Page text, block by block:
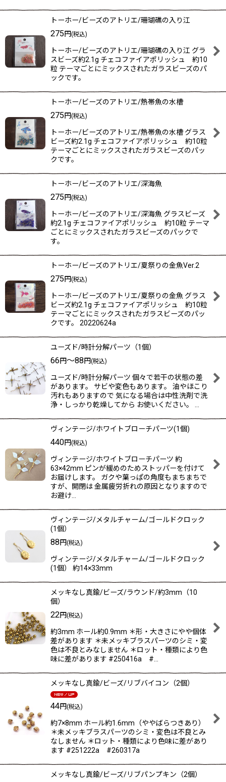
トーホー/ビーズのアトリエ/珊瑚礁の入り江
275円(税込)
トーホー/ビーズのアトリエ/珊瑚礁の入り江 グラ
スビーズ約2.1g チェコファイアポリッシュ 約10
粒 テーマごとにミックスされたガラスビーズのパ
ックです。
トーホー/ビーズのアトリエ/熱帯魚の水槽
275円(税込)
トーホー/ビーズのアトリエ/熱帯魚の水槽 グラス
ビーズ約2.1g チェコファイアポリッシュ 約10粒
テーマごとにミックスされたガラスビーズのパッ
クです。
トーホー/ビーズのアトリエ/深海魚
275円(税込)
トーホー/ビーズのアトリエ/深海魚 グラスビーズ
約2.1g チェコファイアポリッシュ 約10粒 テーマ
ごとにミックスされたガラスビーズのパックで
す。
トーホー/ビーズのアトリエ/夏祭りの金魚Ver.2
275円(税込)
トーホー/ビーズのアトリエ/夏祭りの金魚 グラス
ビーズ約2.1g チェコファイアポリッシュ 約10粒
テーマごとにミックスされたガラスビーズのパッ
クです。 20220624a
ユーズド/時計分解パーツ（1個）
66円～88円(税込)
ユーズド/時計分解パーツ 個々で若干の状態の差
があります。 サビや変色もあります。 油やほこり
汚れもありますので 気になる場合は中性洗剤で洗
浄・しっかり乾燥してから お使いください。 …
ヴィンテージ/ホワイトブローチパーツ(1個)
440円(税込)
ヴィンテージ/ホワイトブローチパーツ 約
63×42mm ピンが緩めのためストッパーを付けて
お届けします。 ガクや葉っぱの角度もまちまちで
すが、開閉は 金属疲労折れの原因となりますので
お避け…
ヴィンテージ/メタルチャーム/ゴールドクロック
(1個）
88円(税込)
ヴィンテージ/メタルチャーム/ゴールドクロック
(1個） 約14×33mm
メッキなし真鍮/ビーズ/ラウンド/約3mm（10
個）
22円(税込)
約3mm ホール約0.9mm ＊形・大きさにやや個体
差があります ＊未メッキブラスパーツのシミ・変
色は不良とみなしません ＊ロット・種類により色
味に差があります #250416a #…
メッキなし真鍮/ビーズ/リブバイコン（2個）
44円(税込)
約7×8mm ホール約1.6mm（ややばらつきあり）
＊未メッキブラスパーツのシミ・変色は不良とみ
なしません ＊ロット・種類により色味に差があり
ます #251222a #260317a
メッキなし真鍮/ビーズ/リブパンプキン（2個）